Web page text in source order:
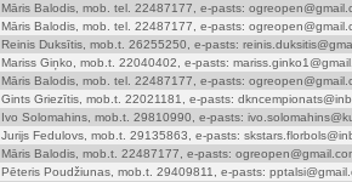
Māris Balodis, mob. tel. 22487177, e-pasts:
Māris Balodis, mob. tel. 22487177, e-pasts:
Reinis Duksītis, mob.t. 26255250, e-pasts:
Mariss Giņko, mob.t. 22040402, e-pasts:
Māris Balodis, mob. tel. 22487177, e-pasts:
Gints Griezītis, mob.t. 22021181, e-pasts:
Ivo Solomahins, mob.t. 29810990, e-pasts:
Jurijs Fedulovs, mob.t. 29135863, e-pasts:
Māris Balodis, mob.t. 22487177, e-pasts:
Pēteris Poudžiunas, mob.t. 29409811, e-pasts: